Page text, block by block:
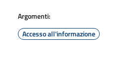
Argomenti:
Accesso all'informazione